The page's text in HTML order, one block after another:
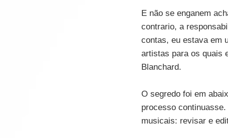
E não se enganem
contrario, a
contas, eu estava em
artistas para os quais
Blanchard.
O segredo foi em
processo
musicais: revisar e